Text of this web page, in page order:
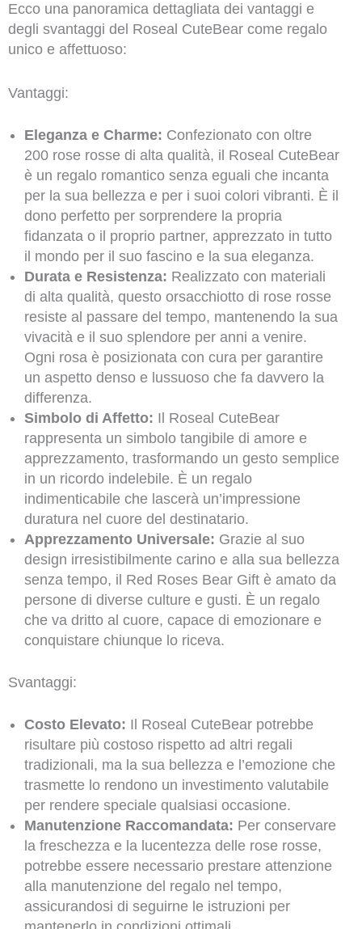
Ecco una panoramica dettagliata dei vantaggi e
degli svantaggi del Roseal CuteBear come regalo
unico e affettuoso:
Vantaggi:
Eleganza e Charme: Confezionato con oltre
200 rose rosse di alta qualità, il Roseal CuteBear
è un regalo romantico senza eguali che incanta
per la sua bellezza e per i suoi colori vibranti. È il
dono perfetto per sorprendere la propria
fidanzata o il proprio partner, apprezzato in tutto
il mondo per il suo fascino e la sua eleganza.
Durata e Resistenza: Realizzato con materiali
di alta qualità, questo orsacchiotto di rose rosse
resiste al passare del tempo, mantenendo la sua
vivacità e il suo splendore per anni a venire.
Ogni rosa è posizionata con cura per garantire
un aspetto denso e lussuoso che fa davvero la
differenza.
Simbolo di Affetto: Il Roseal CuteBear
rappresenta un simbolo tangibile di amore e
apprezzamento, trasformando un gesto semplice
in un ricordo indelebile. È un regalo
indimenticabile che lascerà un’impressione
duratura nel cuore del destinatario.
Apprezzamento Universale: Grazie al suo
design irresistibilmente carino e alla sua bellezza
senza tempo, il Red Roses Bear Gift è amato da
persone di diverse culture e gusti. È un regalo
che va dritto al cuore, capace di emozionare e
conquistare chiunque lo riceva.
Svantaggi:
Costo Elevato: Il Roseal CuteBear potrebbe
risultare più costoso rispetto ad altri regali
tradizionali, ma la sua bellezza e l’emozione che
trasmette lo rendono un investimento valutabile
per rendere speciale qualsiasi occasione.
Manutenzione Raccomandata: Per conservare
la freschezza e la lucentezza delle rose rosse,
potrebbe essere necessario prestare attenzione
alla manutenzione del regalo nel tempo,
assicurandosi di seguirne le istruzioni per